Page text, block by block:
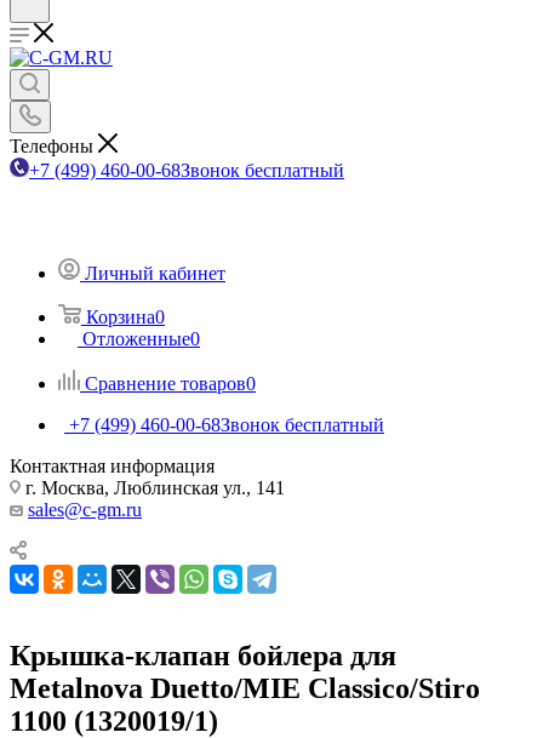
Телефоны
+7 (499) 460-00-68Звонок бесплатный
Личный кабинет
Корзина0
Отложенные0
Сравнение товаров0
+7 (499) 460-00-68Звонок бесплатный
Контактная информация
г. Москва, Люблинская ул., 141
sales@c-gm.ru
Крышка-клапан бойлера для
Metalnova Duetto/MIE Classico/Stiro
1100 (1320019/1)